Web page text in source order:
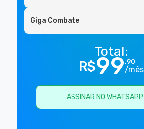
Giga Combate
Total:
R$99,90
/mês
ASSINAR NO WHATSAPP